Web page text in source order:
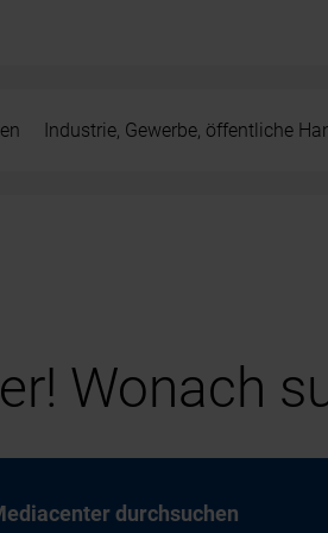
Industrie, Gewerbe, öffentliche
Wonach
durchsuchen